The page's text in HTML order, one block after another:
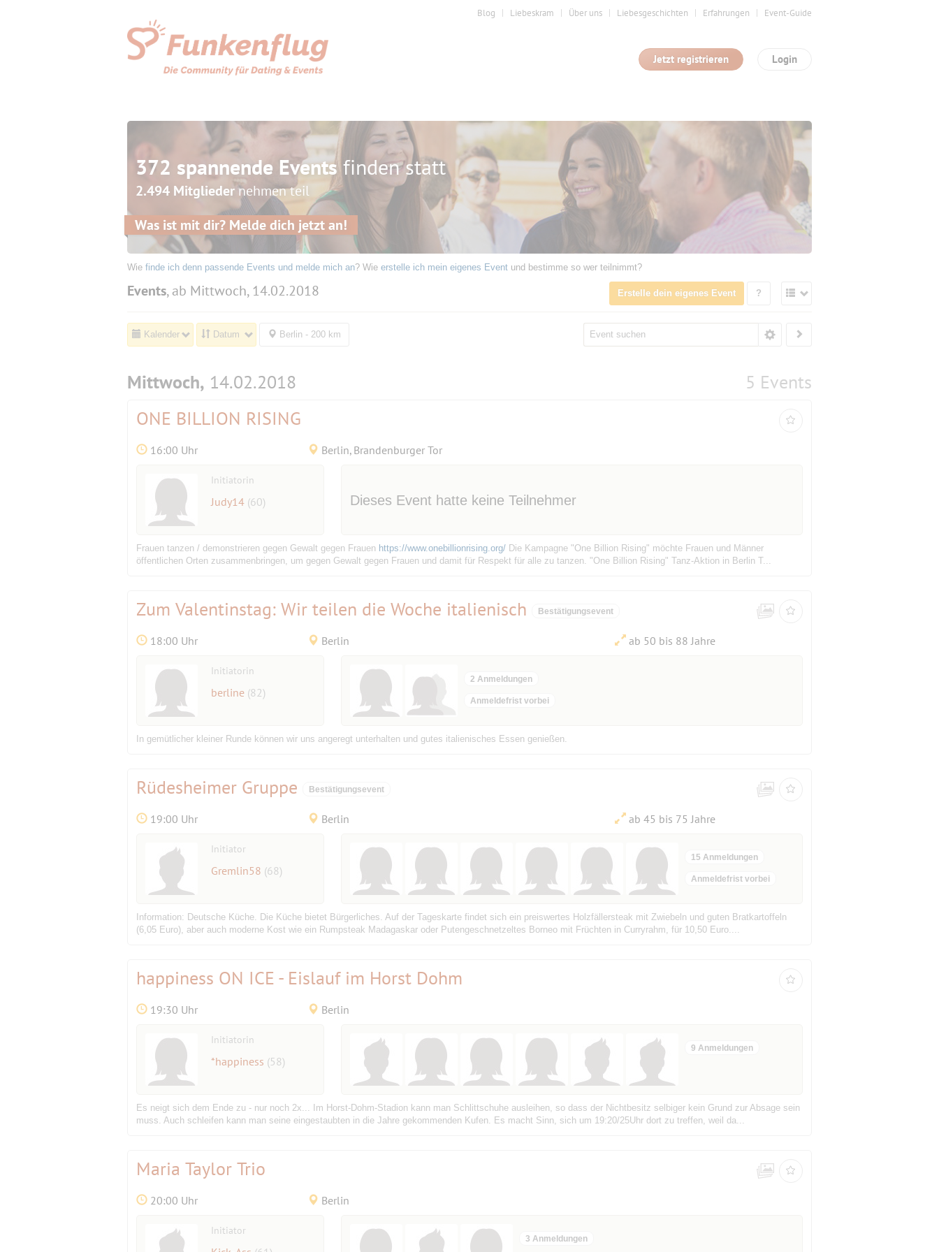
Blog Liebeskram Über uns Liebesgeschichten Erfahrungen Event-Guide
Login
Jetzt registrieren
372 spannende Eventsfinden statt
2.494 Mitgliedernehmen teil
Was ist mit dir? Melde dich jetzt an!
Wie finde ich denn passende Events und melde mich an? Wie erstelle ich mein eigenes Event und bestimme so wer teilnimmt?
Events, ab Mittwoch, 14.02.2018 Erstelle dein eigenes Event ?
Kalender Datum Berlin - 200 km
Mittwoch, 14.02.2018
5 Events
ONE BILLION RISING
16:00 Uhr Berlin, Brandenburger Tor
Initiatorin
Judy14 (60) Dieses Event hatte keine Teilnehmer
Frauen tanzen / demonstrieren gegen Gewalt gegen Frauen https://www.onebillionrising.org/ Die Kampagne "One Billion Rising" möchte Frauen und Männer
öffentlichen Orten zusammenbringen, um gegen Gewalt gegen Frauen und damit für Respekt für alle zu tanzen. "One Billion Rising" Tanz-Aktion in Berlin T...
Zum Valentinstag: Wir teilen die Woche italienisch Bestätigungsevent
18:00 Uhr Berlin ab 50 bis 88 Jahre
Initiatorin
berline (82)
2 Anmeldungen
Anmeldefrist vorbei
In gemütlicher kleiner Runde können wir uns angeregt unterhalten und gutes italienisches Essen genießen.
Rüdesheimer Gruppe Bestätigungsevent
19:00 Uhr Berlin ab 45 bis 75 Jahre
Initiator
Gremlin58 (68)
15 Anmeldungen
Anmeldefrist vorbei
Information: Deutsche Küche. Die Küche bietet Bürgerliches. Auf der Tageskarte findet sich ein preiswertes Holzfällersteak mit Zwiebeln und guten Bratkartoffeln
(6,05 Euro), aber auch moderne Kost wie ein Rumpsteak Madagaskar oder Putengeschnetzeltes Borneo mit Früchten in Curryrahm, für 10,50 Euro....
happiness ON ICE - Eislauf im Horst Dohm
19:30 Uhr Berlin
Initiatorin
*happiness (58)
9 Anmeldungen
Es neigt sich dem Ende zu - nur noch 2x... Im Horst-Dohm-Stadion kann man Schlittschuhe ausleihen, so dass der Nichtbesitz selbiger kein Grund zur Absage sein
muss. Auch schleifen kann man seine eingestaubten in die Jahre gekommenden Kufen. Es macht Sinn, sich um 19:20/25Uhr dort zu treffen, weil da...
Maria Taylor Trio
20:00 Uhr Berlin
Initiator
3 Anmeldungen